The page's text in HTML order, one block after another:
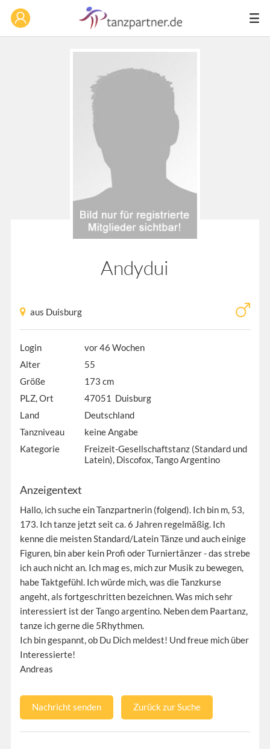
Andydui
aus Duisburg
Login
vor 46 Wochen
Alter
55
Größe
173 cm
PLZ, Ort
47051 Duisburg
Land
Deutschland
Tanzniveau
keine Angabe
Kategorie
Freizeit-Gesellschaftstanz (Standard und
Latein), Discofox, Tango Argentino
Anzeigentext
Hallo, ich suche ein Tanzpartnerin (folgend). Ich bin m, 53,
173. Ich tanze jetzt seit ca. 6 Jahren regelmäßig. Ich
kenne die meisten Standard/Latein Tänze und auch einige
Figuren, bin aber kein Profi oder Turniertänzer - das strebe
ich auch nicht an. Ich mag es, mich zur Musik zu bewegen,
habe Taktgefühl. Ich würde mich, was die Tanzkurse
angeht, als fortgeschritten bezeichnen. Was mich sehr
interessiert ist der Tango argentino. Neben dem Paartanz,
tanze ich gerne die 5Rhythmen.
Ich bin gespannt, ob Du Dich meldest! Und freue mich über
Interessierte!
Andreas
Nachricht senden Zurück zur Suche